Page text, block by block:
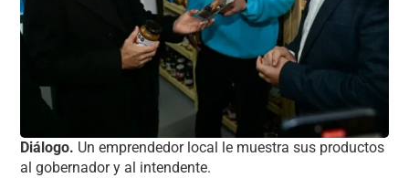
Diálogo. Un emprendedor local le muestra sus productos
al gobernador y al intendente.